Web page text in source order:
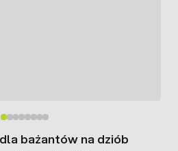
bażantów na dziób